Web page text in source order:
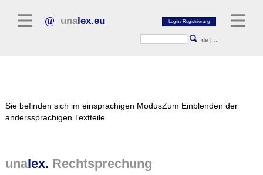
unalex.eu
de |
Sie befinden sich im einsprachigen ModusZum Einblenden der
anderssprachigen Textteile
unalex. Rechtsprechung